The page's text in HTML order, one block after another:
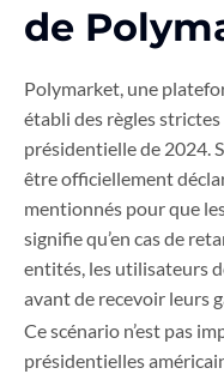
de
Polymarket, une
établi des règles
présidentielle de 2024.
être officiellement
mentionnés pour que
signifie qu’en cas de
entités, les utilisateurs
avant de recevoir leurs
Ce scénario n’est pas
présidentielles